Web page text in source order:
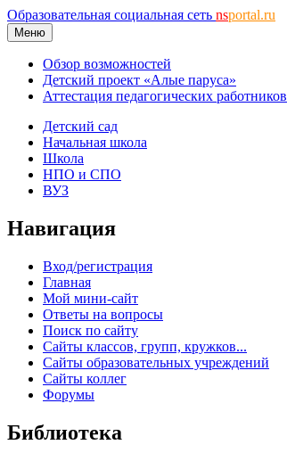
Образовательная социальная сеть nsportal.ru
Меню
Обзор возможностей
Детский проект «Алые паруса»
Аттестация педагогических работников
Детский сад
Начальная школа
Школа
НПО и СПО
ВУЗ
Навигация
Вход/регистрация
Главная
Мой мини-сайт
Ответы на вопросы
Поиск по сайту
Сайты классов, групп, кружков...
Сайты образовательных учреждений
Сайты коллег
Форумы
Библиотека